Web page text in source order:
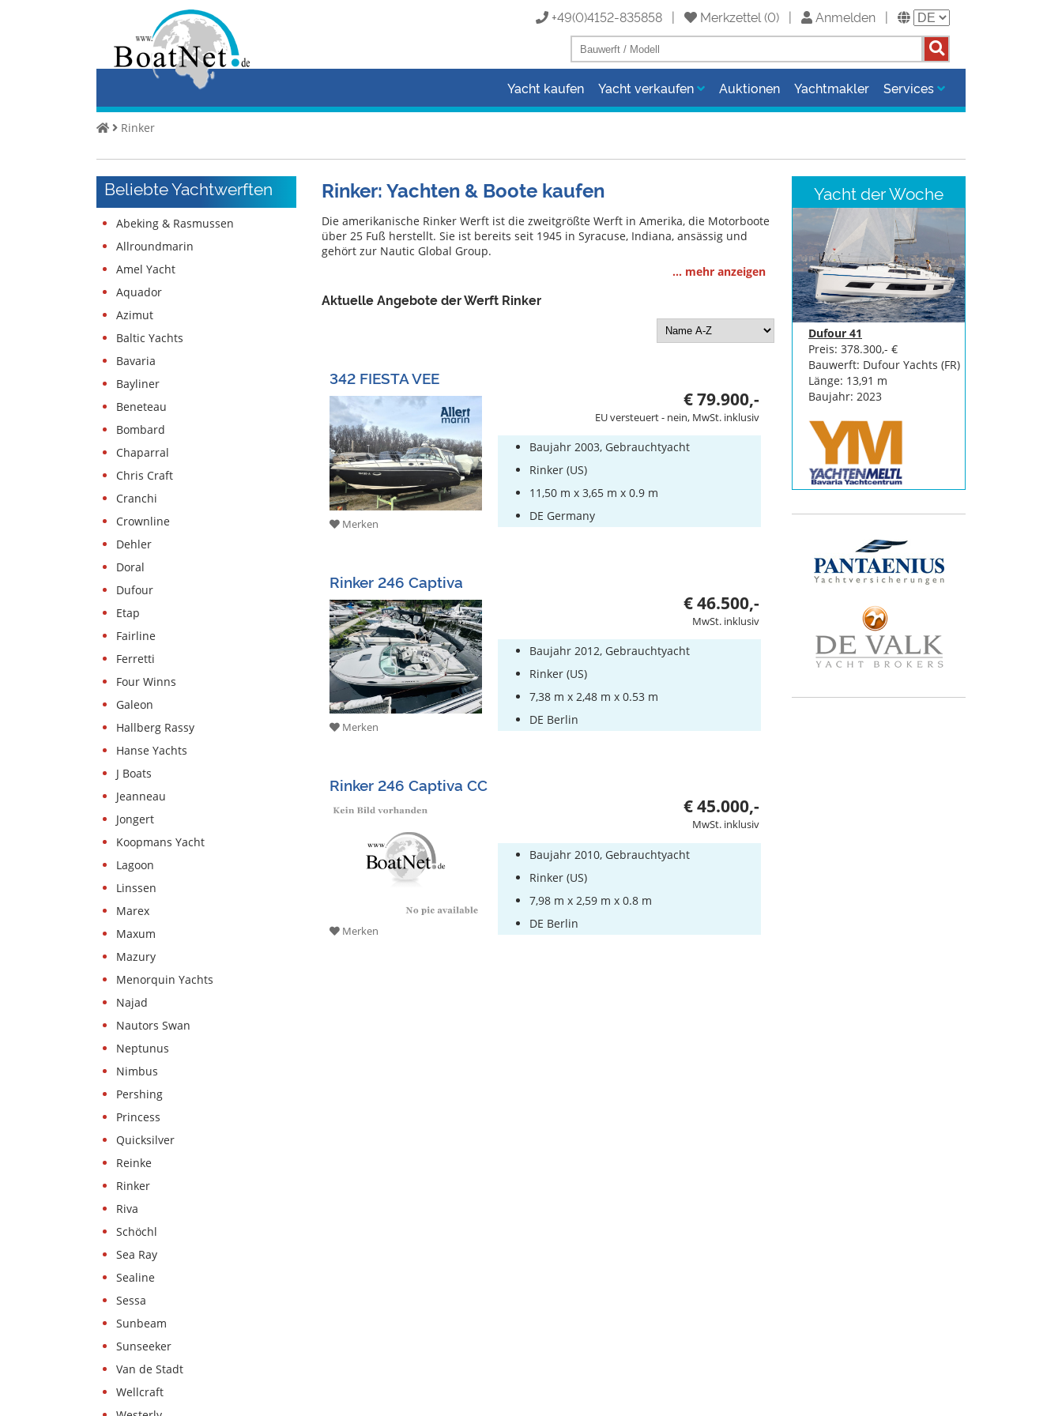
Verkäufer
Private
Bootszubehör
Gestohlene
Boote
Segel-
Sportbootschulen
Versicherungen
Yachtwerften
+49(0)4152-835858 | Merkzettel (0) | Anmelden |
Yacht kaufen Yacht verkaufen Auktionen Yachtmakler Services
Rinker
Rinker: Yachten & Boote kaufen
Die amerikanische Rinker Werft ist die zweitgrößte Werft in Amerika, die Motorboote
über 25 Fuß herstellt. Sie ist bereits seit 1945 in Syracuse, Indiana, ansässig und
gehört zur Nautic Global Group.
... mehr anzeigen
Aktuelle Angebote der Werft Rinker
342 FIESTA VEE
Merken
€ 79.900,-
EU versteuert - nein, MwSt. inklusiv
Baujahr 2003, Gebrauchtyacht
Rinker (US)
11,50 m x 3,65 m x 0.9 m
DE Germany
Rinker 246 Captiva
Merken
€ 46.500,-
MwSt. inklusiv
Baujahr 2012, Gebrauchtyacht
Rinker (US)
7,38 m x 2,48 m x 0.53 m
DE Berlin
Rinker 246 Captiva CC
Merken
€ 45.000,-
MwSt. inklusiv
Baujahr 2010, Gebrauchtyacht
Rinker (US)
7,98 m x 2,59 m x 0.8 m
DE Berlin
Beliebte Yachtwerften
Abeking & Rasmussen
Allroundmarin
Amel Yacht
Aquador
Azimut
Baltic Yachts
Bavaria
Bayliner
Beneteau
Bombard
Chaparral
Chris Craft
Cranchi
Crownline
Dehler
Doral
Dufour
Etap
Fairline
Ferretti
Four Winns
Galeon
Hallberg Rassy
Hanse Yachts
J Boats
Jeanneau
Jongert
Koopmans Yacht
Lagoon
Linssen
Marex
Maxum
Mazury
Menorquin Yachts
Najad
Nautors Swan
Neptunus
Nimbus
Pershing
Princess
Quicksilver
Reinke
Rinker
Riva
Schöchl
Sea Ray
Sealine
Sessa
Sunbeam
Sunseeker
Van de Stadt
Wellcraft
Yacht der Woche
Dufour 41
Preis: 378.300,- €
Bauwerft: Dufour Yachts (FR)
Länge: 13,91 m
Baujahr: 2023